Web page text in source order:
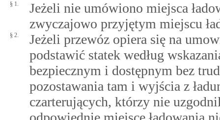
§ 1.
Jeżeli nie umówiono miejsca
zwyczajowo przyjętym miejscu
§ 2.
Jeżeli przewóz opiera się na
podstawić statek według
bezpiecznym i dostępnym bez
pozostawania tam i wyjścia z
czarterujących, którzy nie